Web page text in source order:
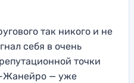
так никого и не
себя в очень
точки
Жанейро — уже